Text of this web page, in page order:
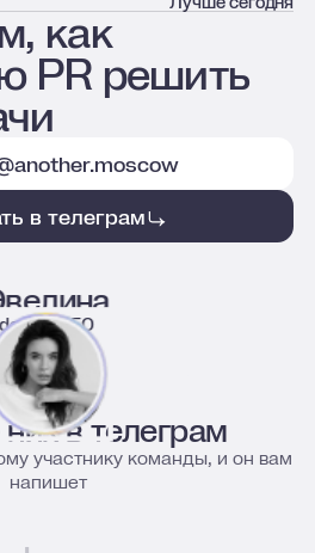
как
PR решить
в телеграм
deputy CEO
в телеграм
участнику команды, и он вам
напишет